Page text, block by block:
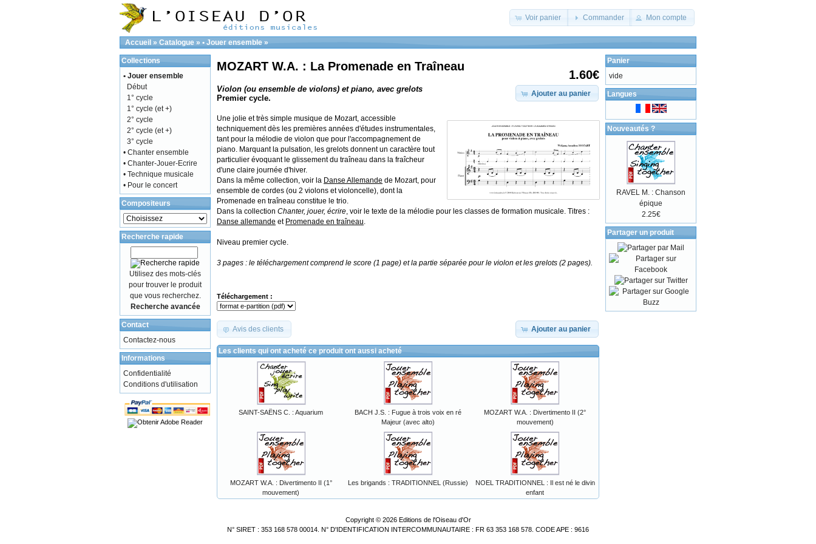
Voir panier Commander Mon compte
Accueil » Catalogue » • Jouer ensemble »
1.60€
Ajouter au panier
MOZART W.A. : La Promenade en Traîneau
Violon (ou ensemble de violons) et piano, avec grelots
Premier cycle.
Une jolie et très simple musique de Mozart, accessible
techniquement dès les premières années d'études instrumentales,
tant pour la mélodie de violon que pour l'accompagnement de
piano. Marquant la pulsation, les grelots donnent un caractère tout
particulier évoquant le glissement du traîneau dans la fraîcheur
d'une claire journée d'hiver.
Dans la même collection, voir la Danse Allemande de Mozart, pour
ensemble de cordes (ou 2 violons et violoncelle), dont la
Promenade en traîneau constitue le trio.
Dans la collection Chanter, jouer, écrire , voir le texte de la mélodie pour les classes de formation musicale. Titres :
Danse allemande et Promenade en traîneau
Niveau premier cycle.
3 pages : le téléchargement comprend le score (1 page) et la partie séparée pour le violon et les grelots (2 pages).
Téléchargement :
Ajouter au panier
Avis des clients
Les clients qui ont acheté ce produit ont aussi acheté
SAINT-SAËNS C. : Aquarium
BACH J.S. : Fugue à trois voix en ré
Majeur (avec alto)
MOZART W.A. : Divertimento II (2°
mouvement)
MOZART W.A. : Divertimento II (1°
mouvement)
Les brigands : TRADITIONNEL (Russie)
NOEL TRADITIONNEL : Il est né le divin
enfant
Collections
• Jouer ensemble
Début
1° cycle
1° cycle (et +)
2° cycle
2° cycle (et +)
3° cycle
• Chanter ensemble
• Chanter-Jouer-Ecrire
• Technique musicale
• Pour le concert
Compositeurs
Recherche rapide
Utilisez des mots-clés
pour trouver le produit
que vous recherchez.
Recherche avancée
Contact
Contactez-nous
Informations
Confidentialité
Conditions d'utilisation
Panier
vide
Langues
Nouveautés ?
RAVEL M. : Chanson
épique
2.25€
Partager un produit
Copyright © 2026 Editions de l'Oiseau d'Or
N° SIRET : 353 168 578 00014. N° D'IDENTIFICATION INTERCOMMUNAUTAIRE : FR 63 353 168 578. CODE APE : 9616